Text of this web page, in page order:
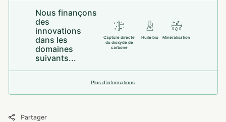
Nous finançons
des
innovations
dans les
domaines
suivants...
Capture directe
du dioxyde de
carbone
Huile bio Minéralisation
Plus d’informations
Partager